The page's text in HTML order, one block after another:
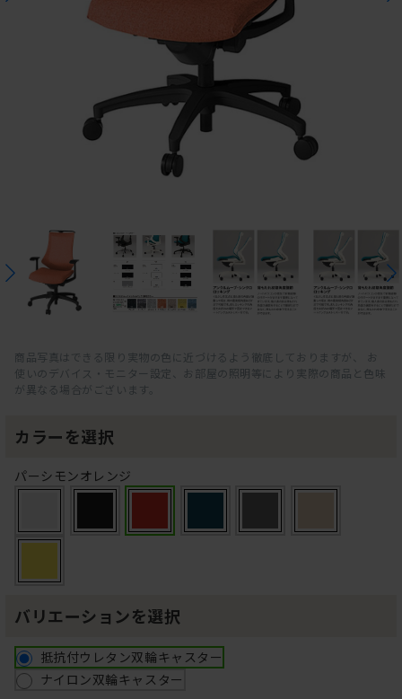
商品写真はできる限り実物の色に近づけるよう徹底しておりますが、 お
使いのデバイス・モニター設定、お部屋の照明等により実際の商品と色味
が異なる場合がございます。
カラーを選択
パーシモンオレンジ
バリエーションを選択
抵抗付ウレタン双輪キャスター
ナイロン双輪キャスター